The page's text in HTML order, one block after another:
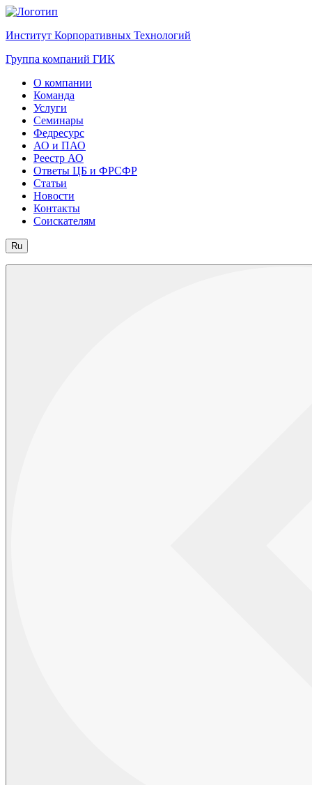
Институт Корпоративных Технологий
Группа компаний ГИК
О компании
Команда
Услуги
Семинары
Федресурс
АО и ПАО
Реестр АО
Ответы ЦБ и ФРСФР
Статьи
Новости
Контакты
Соискателям
Ru